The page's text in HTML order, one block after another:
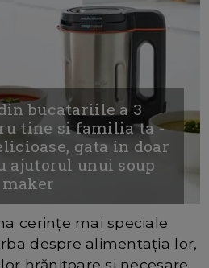
bucatariile a 3
tine si familia ta -
gata in doar
ajutorul unui soup
maker
cerințe mai speciale
despre alimentația lor,
hrănitoare și necesare